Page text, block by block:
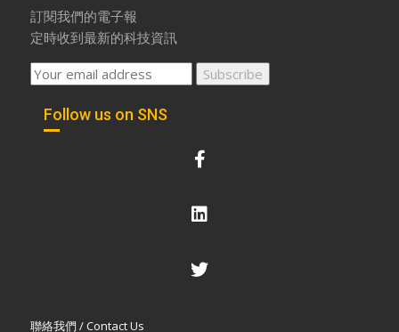
訂閱我們的電子報
定時收到最新的科技資訊
Follow us on SNS
聯絡我們 / Contact Us